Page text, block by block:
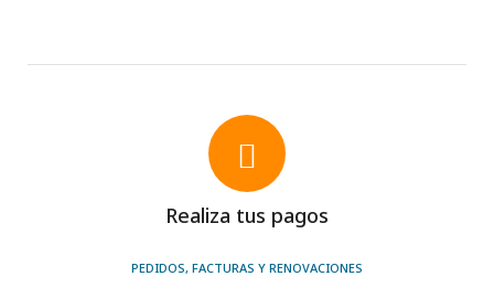
Realiza tus pagos
PEDIDOS, FACTURAS Y RENOVACIONES